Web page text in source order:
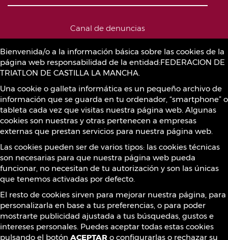
Bienvenida/o a la información básica sobre las cookies de la
página web responsabilidad de la entidad:FEDERACION DE
TRIATLON DE CASTILLA LA MANCHA.
Una cookie o galleta informática es un pequeño archivo de
información que se guarda en tu ordenador, “smartphone” o
tableta cada vez que visitas nuestra página web. Algunas
cookies son nuestras y otras pertenecen a empresas
externas que prestan servicios para nuestra página web.
Las cookies pueden ser de varios tipos: las cookies técnicas
son necesarias para que nuestra página web pueda
funcionar, no necesitan de tu autorización y son las únicas
que tenemos activadas por defecto.
El resto de cookies sirven para mejorar nuestra página, para
personalizarla en base a tus preferencias, o para poder
mostrarte publicidad ajustada a tus búsquedas, gustos e
intereses personales. Puedes aceptar todas estas cookies
pulsando el botón ACEPTAR o configurarlas o rechazar su
Canal de denuncias
Política de Cookies
Sustancias prohibidas
Contacto
¡Síguenos!